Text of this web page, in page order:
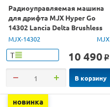
Радиоуправляемая машина
для дрифта MJX Hyper Go
14302 Lancia Delta Brushless
4WD 2.4G LED 1/14 RTR
MJX-14302 MJX
Т 10 490 o
В корзину
новинка